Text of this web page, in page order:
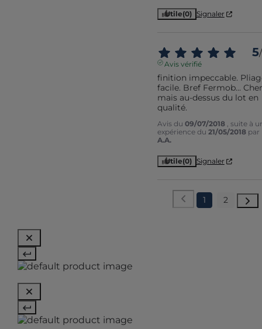
Utile(0) Signaler
5/
Avis vérifié
finition impeccable.
facile. Bref Fermob... Cher
mais au-dessus du lot en
qualité.
Avis du 09/07/2018 , suite à
expérience du 21/05/2018 par
A.A.
Utile(0) Signaler
1 2